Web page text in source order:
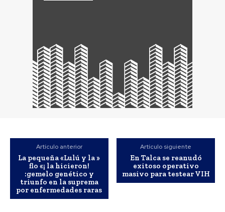
Artículo anterior
La pequeña «Lulú y la »
flo «¡ la hicieron!
:gemelo genético y
triunfo en la suprema
por enfermedades raras
Artículo siguiente
En Talca se reanudó
exitoso operativo
masivo para testear VIH